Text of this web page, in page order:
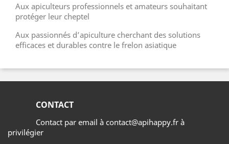
Aux apiculteurs professionnels et amateurs souhaitant
protéger leur cheptel
Aux passionnés d’apiculture cherchant des solutions
efficaces et durables contre le frelon asiatique
CONTACT
Contact par email à contact@apihappy.fr à
privilégier